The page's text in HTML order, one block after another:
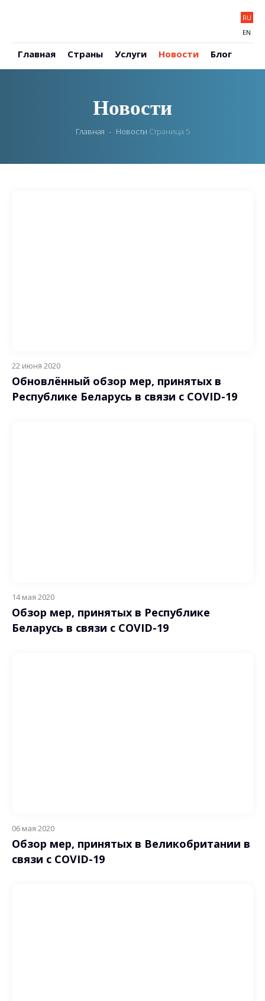
Главная Страны Услуги Новости Блог
RU
EN
Новости
Главная Новости Страница 5
22 июня 2020
Обновлённый обзор мер, принятых в
Республике Беларусь в связи с COVID-19
14 мая 2020
Обзор мер, принятых в Республике
Беларусь в связи с COVID-19
06 мая 2020
Обзор мер, принятых в Великобритании в
связи с COVID-19